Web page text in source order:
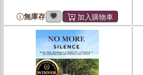
無庫存